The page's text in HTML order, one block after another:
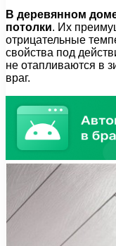
В деревянном
потолки. Их
отрицательные
свойства под
не отапливаются в
враг.